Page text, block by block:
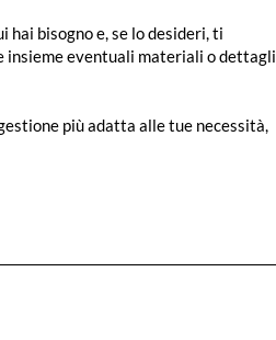
bisogno e, se lo desideri, ti
insieme eventuali materiali o dettagli
più adatta alle tue necessità,